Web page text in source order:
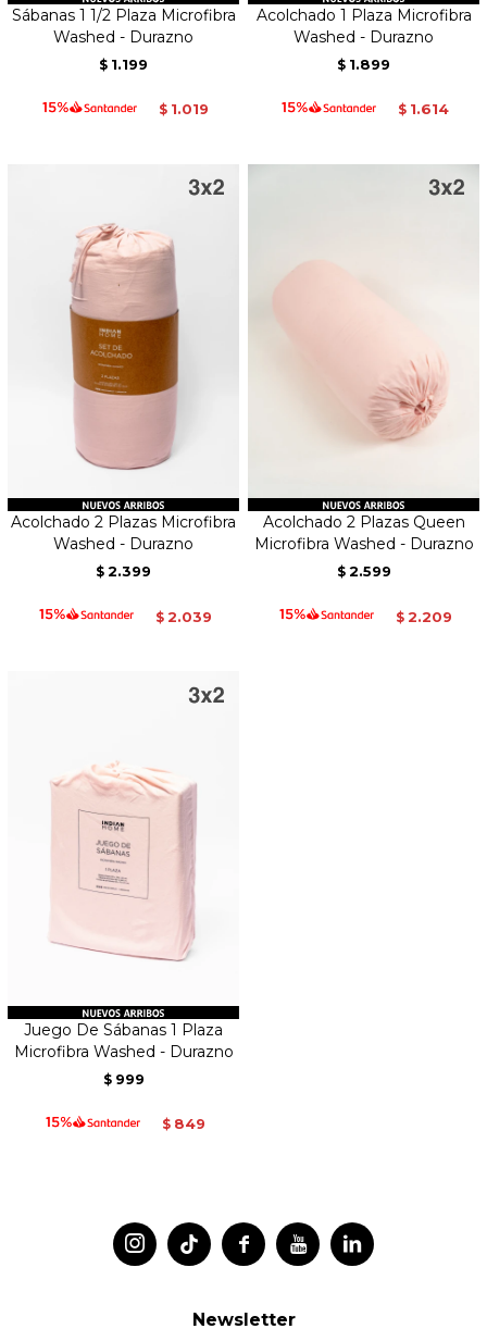
Sábanas 1 1/2 Plaza Microfibra
Washed - Durazno
$ 1.199
$ 1.019
Acolchado 1 Plaza Microfibra
Washed - Durazno
$ 1.899
$ 1.614
Acolchado 2 Plazas Microfibra
Washed - Durazno
$ 2.399
$ 2.039
Acolchado 2 Plazas Queen
Microfibra Washed - Durazno
$ 2.599
$ 2.209
Juego De Sábanas 1 Plaza
Microfibra Washed - Durazno
$ 999
$ 849
 
 
Newsletter